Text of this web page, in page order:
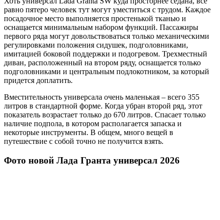
равно пятеро человек тут могут уместиться с трудом. Каждое
посадочное место выполняется простенькой тканью и
оснащается минимальным набором функций. Пассажиры
первого ряда могут довольствоваться только механическими
регулировками положения сидушек, подголовниками,
имитацией боковой поддержки и подогревом. Трехместный
диван, расположенный на втором ряду, оснащается только
подголовниками и центральным подлокотником, за который
придется доплатить.
Вместительность универсала очень маленькая – всего 355
литров в стандартной форме. Когда убран второй ряд, этот
показатель возрастает только до 670 литров. Спасает только
наличие подпола, в котором располагается запаска и
некоторые инструменты. В общем, много вещей в
путешествие с собой точно не получится взять.
Фото новой Лада Гранта универсал 2026